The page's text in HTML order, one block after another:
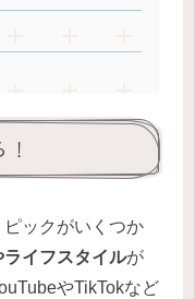
ックがいくつか
イフスタイルが
やTikTokなど